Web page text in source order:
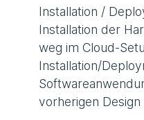
Installation /
Installation der
weg im Cloud-
Installation/
vorherigen